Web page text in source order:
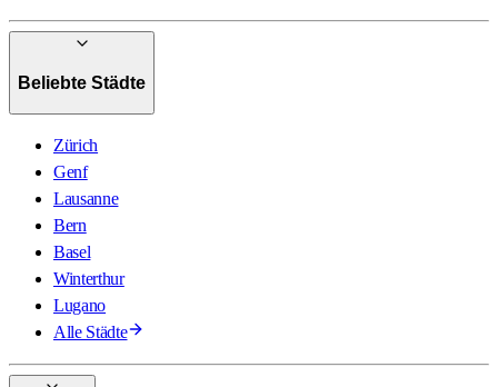
Beliebte Städte
Zürich
Genf
Lausanne
Bern
Basel
Winterthur
Lugano
Alle Städte